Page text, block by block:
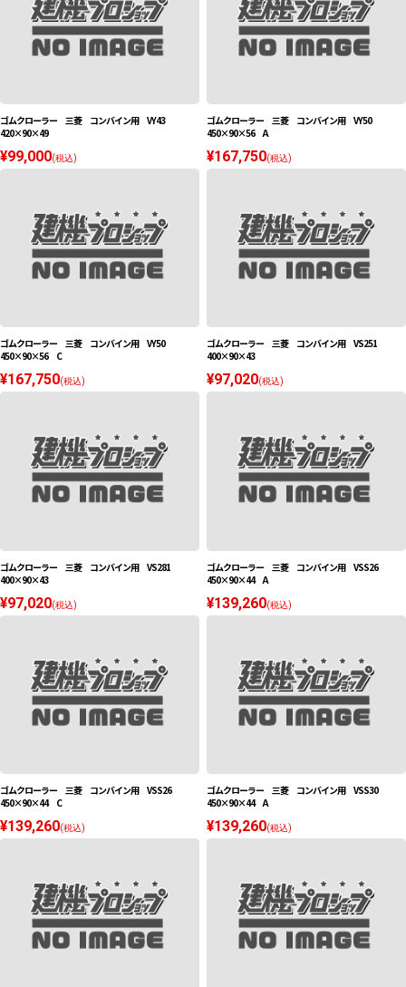
ゴムクローラー 三菱 コンバイン用 VY43
420×90×49
¥99,000(税込)
ゴムクローラー 三菱 コンバイン用 VY50
450×90×56 A
¥167,750(税込)
ゴムクローラー 三菱 コンバイン用 VY50
450×90×56 C
¥167,750(税込)
ゴムクローラー 三菱 コンバイン用 VS251
400×90×43
¥97,020(税込)
ゴムクローラー 三菱 コンバイン用 VS281
400×90×43
¥97,020(税込)
ゴムクローラー 三菱 コンバイン用 VSS26
450×90×44 A
¥139,260(税込)
ゴムクローラー 三菱 コンバイン用 VSS26
450×90×44 C
¥139,260(税込)
ゴムクローラー 三菱 コンバイン用 VSS30
450×90×44 A
¥139,260(税込)